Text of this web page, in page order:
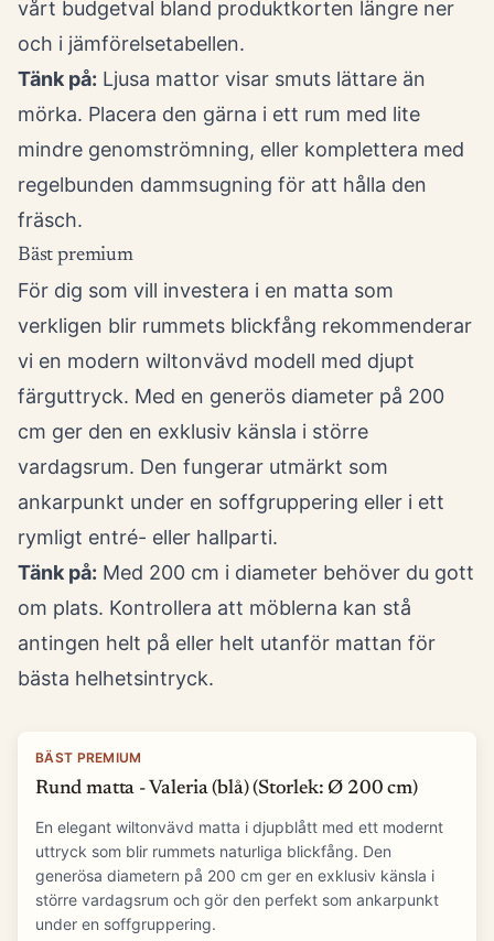
vårt budgetval bland produktkorten längre ner
och i jämförelsetabellen.
Tänk på: Ljusa mattor visar smuts lättare än
mörka. Placera den gärna i ett rum med lite
mindre genomströmning, eller komplettera med
regelbunden dammsugning för att hålla den
fräsch.
Bäst premium
För dig som vill investera i en matta som
verkligen blir rummets blickfång rekommenderar
vi en modern wiltonvävd modell med djupt
färguttryck. Med en generös diameter på 200
cm ger den en exklusiv känsla i större
vardagsrum. Den fungerar utmärkt som
ankarpunkt under en soffgruppering eller i ett
rymligt entré- eller hallparti.
Tänk på: Med 200 cm i diameter behöver du gott
om plats. Kontrollera att möblerna kan stå
antingen helt på eller helt utanför mattan för
bästa helhetsintryck.
BÄST PREMIUM
Rund matta - Valeria (blå) (Storlek: Ø 200 cm)
En elegant wiltonvävd matta i djupblått med ett modernt
uttryck som blir rummets naturliga blickfång. Den
generösa diametern på 200 cm ger en exklusiv känsla i
större vardagsrum och gör den perfekt som ankarpunkt
under en soffgruppering.